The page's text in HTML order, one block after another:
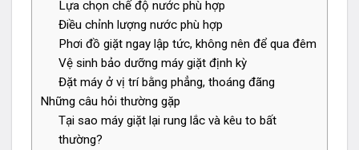
Lựa chọn chế độ nước phù hợp
Điều chỉnh lượng nước phù hợp
Phơi đồ giặt ngay lập tức, không nên để qua đêm
Vệ sinh bảo dưỡng máy giặt định kỳ
Đặt máy ở vị trí bằng phẳng, thoáng đãng
Những câu hỏi thường gặp
Tại sao máy giặt lại rung lắc và kêu to bất
thường?